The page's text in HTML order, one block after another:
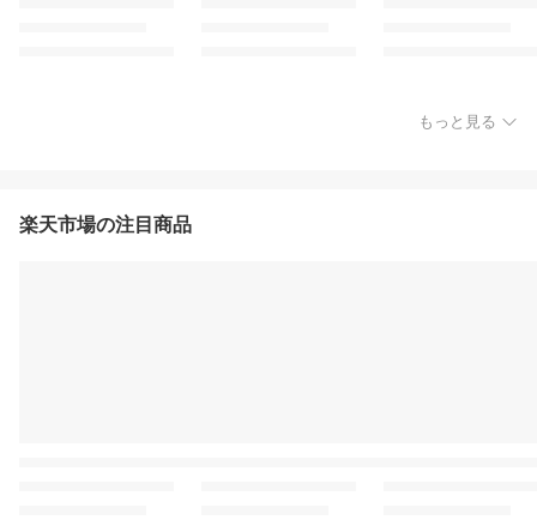
もっと見る
楽天市場の注目商品